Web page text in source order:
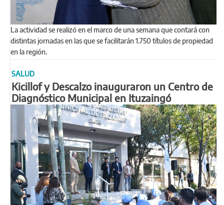
La actividad se realizó en el marco de una semana que contará con
distintas jornadas en las que se facilitarán 1.750 títulos de propiedad
en la región.
SALUD
Kicillof y Descalzo inauguraron un Centro de
Diagnóstico Municipal en Ituzaingó